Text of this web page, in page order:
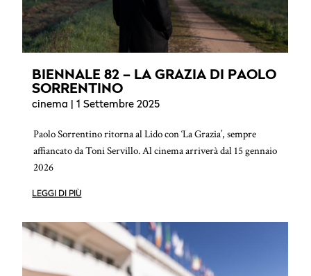
BIENNALE 82 – LA GRAZIA DI PAOLO
SORRENTINO
cinema | 1 Settembre 2025
Paolo Sorrentino ritorna al Lido con ‘La Grazia’, sempre
affiancato da Toni Servillo. Al cinema arriverà dal 15 gennaio
2026
LEGGI DI PIÙ